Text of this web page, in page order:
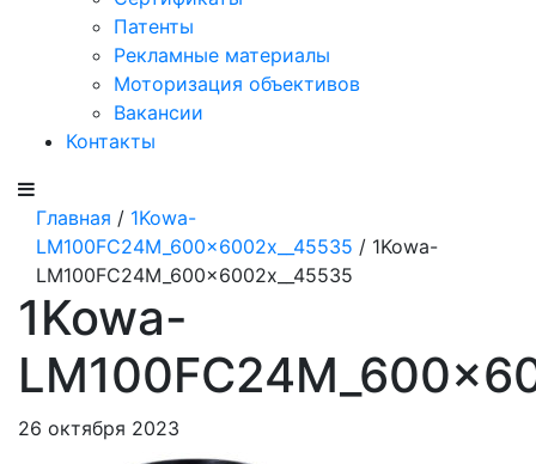
Патенты
Рекламные материалы
Моторизация объективов
Вакансии
Контакты
Главная / 1Kowa-
LM100FC24M_600x6002x__45535 / 1Kowa-
LM100FC24M_600x6002x__45535
1Kowa-
26 октября 2023